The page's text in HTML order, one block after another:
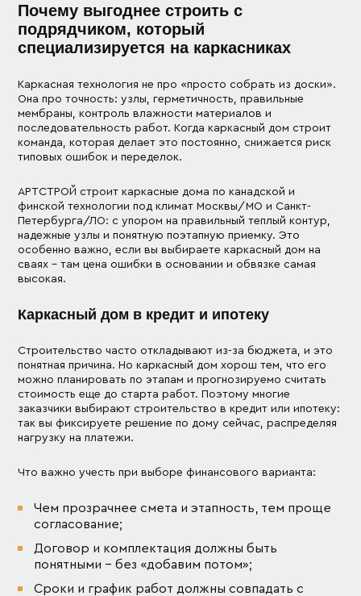
Почему выгоднее строить с
подрядчиком, который
специализируется на каркасниках
Каркасная технология не про «просто собрать из доски».
Она про точность: узлы, герметичность, правильные
мембраны, контроль влажности материалов и
последовательность работ. Когда каркасный дом строит
команда, которая делает это постоянно, снижается риск
типовых ошибок и переделок.
АРТСТРОЙ строит каркасные дома по канадской и
финской технологии под климат Москвы/МО и Санкт-
Петербурга/ЛО: с упором на правильный теплый контур,
надежные узлы и понятную поэтапную приемку. Это
особенно важно, если вы выбираете каркасный дом на
сваях – там цена ошибки в основании и обвязке самая
высокая.
Каркасный дом в кредит и ипотеку
Строительство часто откладывают из-за бюджета, и это
понятная причина. Но каркасный дом хорош тем, что его
можно планировать по этапам и прогнозируемо считать
стоимость еще до старта работ. Поэтому многие
заказчики выбирают строительство в кредит или ипотеку:
так вы фиксируете решение по дому сейчас, распределяя
нагрузку на платежи.
Что важно учесть при выборе финансового варианта:
Чем прозрачнее смета и этапность, тем проще
согласование;
Договор и комплектация должны быть
понятными – без «добавим потом»;
Сроки и график работ должны совпадать с